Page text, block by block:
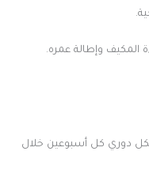
المكيف وإطالة عمره.
دوري كل أسبوعين خلال